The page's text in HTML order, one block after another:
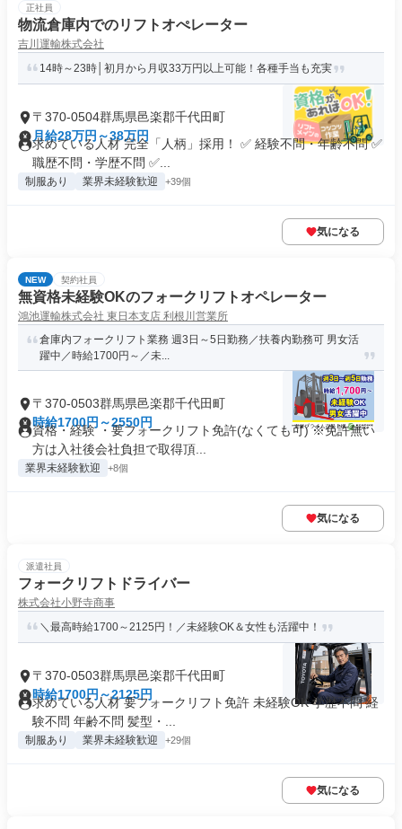
正社員
物流倉庫内でのリフトオぺレーター
吉川運輸株式会社
14時～23時│初月から月収33万円以上可能！各種手当も充実
〒370-0504群馬県邑楽郡千代田町
月給28万円～38万円
求めている人材 完全「人柄」採用！ ✅ 経験不問・年齢不問 ✅
職歴不問・学歴不問 ✅...
制服あり 業界未経験歓迎 +39個
気になる
NEW 契約社員
無資格未経験OKのフォークリフトオペレーター
鴻池運輸株式会社 東日本支店 利根川営業所
倉庫内フォークリフト業務 週3日～5日勤務／扶養内勤務可 男女活
躍中／時給1700円～／未...
〒370-0503群馬県邑楽郡千代田町
時給1700円～2550円
資格・経験 ・要フォークリフト免許(なくても可) ※免許無い
方は入社後会社負担で取得頂...
業界未経験歓迎 +8個
気になる
派遣社員
フォークリフトドライバー
株式会社小野寺商事
＼最高時給1700～2125円！／未経験OK＆女性も活躍中！
〒370-0503群馬県邑楽郡千代田町
時給1700円～2125円
求めている人材 要フォークリフト免許 未経験OK 学歴不問 経
験不問 年齢不問 髪型・...
制服あり 業界未経験歓迎 +29個
気になる